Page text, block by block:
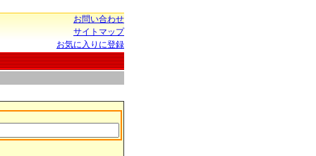
お問い合わせ
サイトマップ
お気に入りに登録